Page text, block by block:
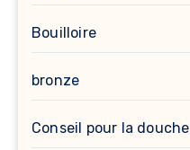
Bouilloire
bronze
Conseil pour la douche